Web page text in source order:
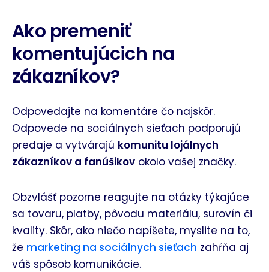
Ako premeniť
komentujúcich na
zákazníkov?
Odpovedajte na komentáre čo najskôr.
Odpovede na sociálnych sieťach podporujú
predaje a vytvárajú komunitu lojálnych
zákazníkov a fanúšikov okolo vašej značky.
Obzvlášť pozorne reagujte na otázky týkajúce
sa tovaru, platby, pôvodu materiálu, surovín či
kvality. Skôr, ako niečo napíšete, myslite na to,
že marketing na sociálnych sieťach zahŕňa aj
váš spôsob komunikácie.